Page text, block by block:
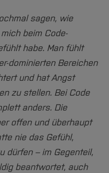
sagen, wie
beim Code-
habe. Man fühlt
dominierten Bereichen
und hat Angst
zu stellen. Bei Code
anders. Die
offen und überhaupt
nie das Gefühl,
dürfen – im Gegenteil,
beantwortet, auch